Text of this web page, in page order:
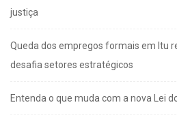
justiça
Queda dos empregos formais em Itu
desafia setores estratégicos
Entenda o que muda com a nova Lei